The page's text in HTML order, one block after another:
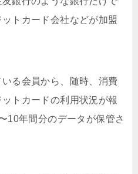
トカード会社などが加盟
る会員から、随時、消費
トカードの利用状況が報
10年間分のデータが保管さ